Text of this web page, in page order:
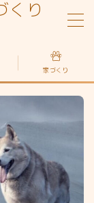
くり
家づくり